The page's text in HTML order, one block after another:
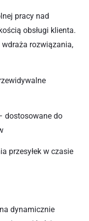
pracy nad
obsługi klienta.
rozwiązania,
dostosowane do
przesyłek w czasie
dynamicznie